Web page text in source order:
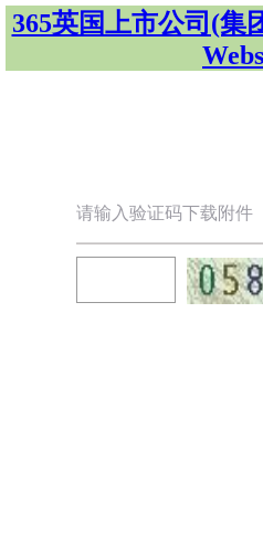
365英国上市公司(集
请输入验证码下载附件